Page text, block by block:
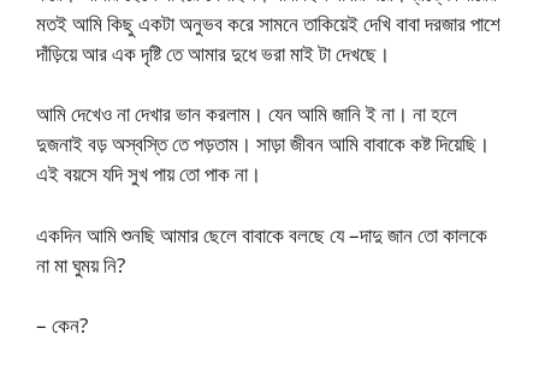
মতই আমি কিছু একটা অনুভব করে সামনে তাকিয়েই দেখি বাবা দরজার পাশে
দাঁড়িয়ে আর এক দৃষ্টি তে আমার দুধে ভরা মাই টা দেখছে।
আমি দেখেও না দেখার ভান করলাম। যেন আমি জানি ই না। না হলে
দুজনাই বড় অস্বস্তি তে পড়তাম। সাড়া জীবন আমি বাবাকে কষ্ট দিয়েছি।
এই বয়সে যদি সুখ পায় তো পাক না।
একদিন আমি শুনছি আমার ছেলে বাবাকে বলছে যে –দাদু জান তো কালকে
না মা ঘুময় নি?
– কেন?